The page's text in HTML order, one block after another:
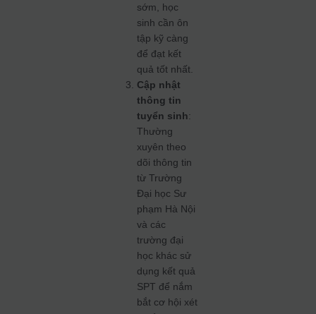
sớm, học
sinh cần ôn
tập kỹ càng
để đạt kết
quả tốt nhất.
Cập nhật
thông tin
tuyển sinh:
Thường
xuyên theo
dõi thông tin
từ Trường
Đại học Sư
phạm Hà Nội
và các
trường đại
học khác sử
dụng kết quả
SPT để nắm
bắt cơ hội xét